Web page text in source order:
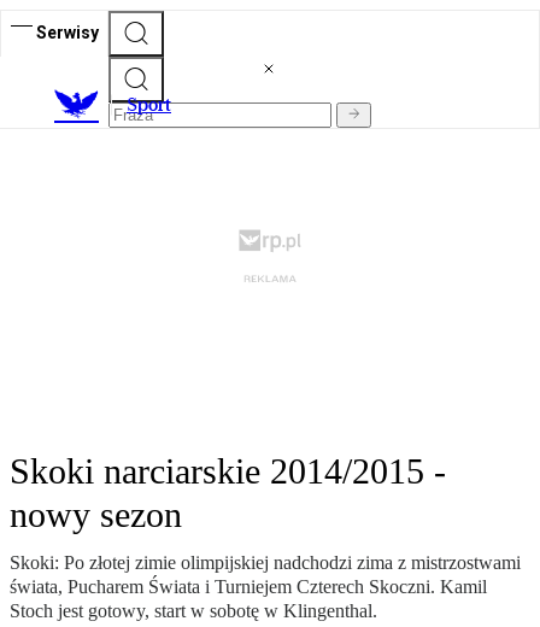
Serwisy
Sport
Skoki narciarskie 2014/2015 -
nowy sezon
Skoki: Po złotej zimie olimpijskiej nadchodzi zima z mistrzostwami
świata, Pucharem Świata i Turniejem Czterech Skoczni. Kamil
Stoch jest gotowy, start w sobotę w Klingenthal.